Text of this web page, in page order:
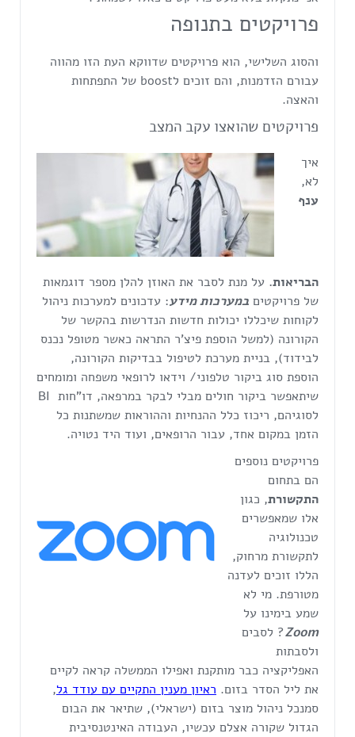
פרויקטים בתנופה
והסוג השלישי, הוא פרויקטים שדווקא העת הזו מהווה
עבורם הזדמנות, והם זוכים לboost של התפתחות
והאצה.
פרויקטים שהואצו עקב המצב
איך
לא,
ענף
הבריאות. על מנת לסבר את האוזן להלן מספר דוגמאות
של פרויקטים במערכות מידע: עדכונים למערכות ניהול
לקוחות שיכללו יכולות חדשות הנדרשות בהקשר של
הקורונה (למשל הוספת פיצ'ר התראה כאשר מטופל נכנס
לבידוד), בניית מערכת לטיפול בבדיקות הקורונה,
הוספת סוג ביקור טלפוני/ וידאו לרופאי משפחה ומומחים
שיתאפשר ביקור חולים מבלי לבקר במרפאה, דו"חות BI
לסוגיהם, ריכוז כלל ההנחיות וההוראות שמשתנות כל
הזמן במקום אחד, עבור הרופאים, ועוד היד נטויה.
פרויקטים נוספים
הם בתחום
התקשורת, כגון
אלו שמאפשרים
טכנולוגיה
לתקשורת מרחוק,
הללו זוכים לעדנה
מטורפת. מי לא
שמע בימינו על
Zoom? לסבים
ולסבתות
האפליקציה כבר מותקנת ואפילו הממשלה קראה לקיים
את ליל הסדר בזום. ראיון מענין התקיים עם עודד גל,
סמנכל ניהול מוצר בזום (ישראלי), שתיאר את הבום
הגדול שקורה אצלם עכשיו, העבודה האינטנסיבית